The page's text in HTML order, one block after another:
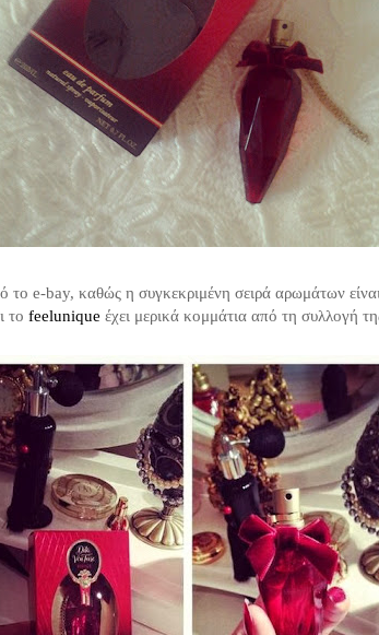
e-bay, καθώς η συγκεκριμένη σειρά αρωμάτων
το feelunique έχει μερικά κομμάτια από τη συλλογή